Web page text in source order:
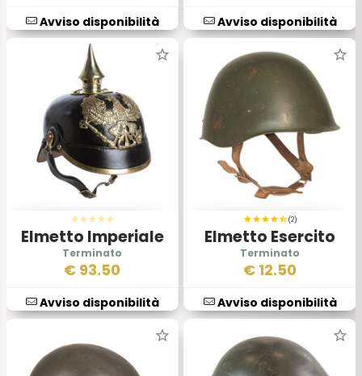
Avviso disponibilità Avviso disponibilità
Elmetto Imperiale
Prussiano
€ 93.50
Avviso disponibilità
(2)
Elmetto Esercito
Ungherese II Scelta
€ 12.50
Avviso disponibilità